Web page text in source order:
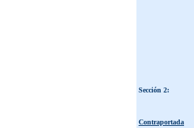
Sección 2:
Contraportada